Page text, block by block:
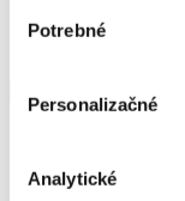
tieto cookies a
súhlasu
Potrebné
Personalizačné
Analytické
Zamestnávatelia